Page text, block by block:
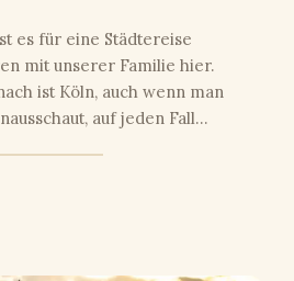
es für eine Städtereise
mit unserer Familie hier.
ist Köln, auch wenn man
auf jeden Fall…